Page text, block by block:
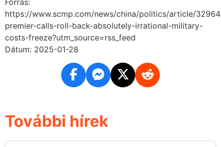
Forrás:
https://www.scmp.com/news/china/politics/article/
premier-calls-roll-back-absolutely-irrational-military-
costs-freeze?utm_source=rss_feed
Dátum: 2025-01-28
További hírek